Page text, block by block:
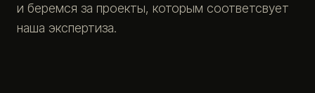
и беремся за проекты, которым соответсвует
наша экспертиза.